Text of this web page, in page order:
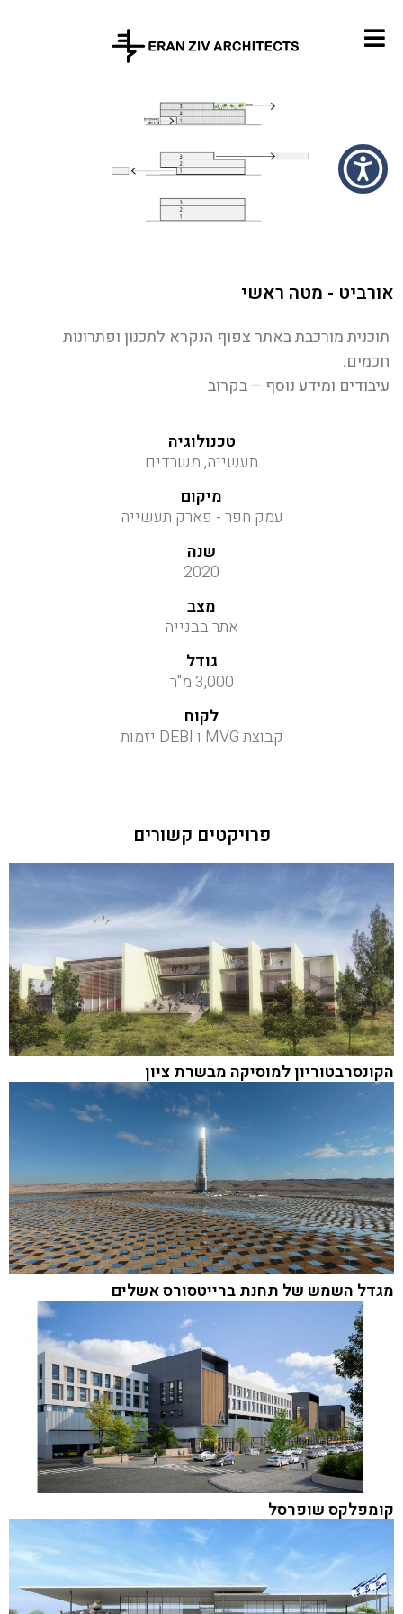
אורביט - מטה ראשי
תוכנית מורכבת באתר צפוף הנקרא לתכנון ופתרונות
חכמים.
עיבודים ומידע נוסף – בקרוב
טכנולוגיה
תעשייה, משרדים
מיקום
עמק חפר - פארק תעשייה
שנה
2020
מצב
אתר בבנייה
גודל
3,000 מ"ר
לקוח
קבוצת MVG ו DEBI יזמות
פרויקטים קשורים
הקונסרבטוריון למוסיקה מבשרת ציון
מגדל השמש של תחנת ברייטסורס אשלים
קומפלקס שופרסל